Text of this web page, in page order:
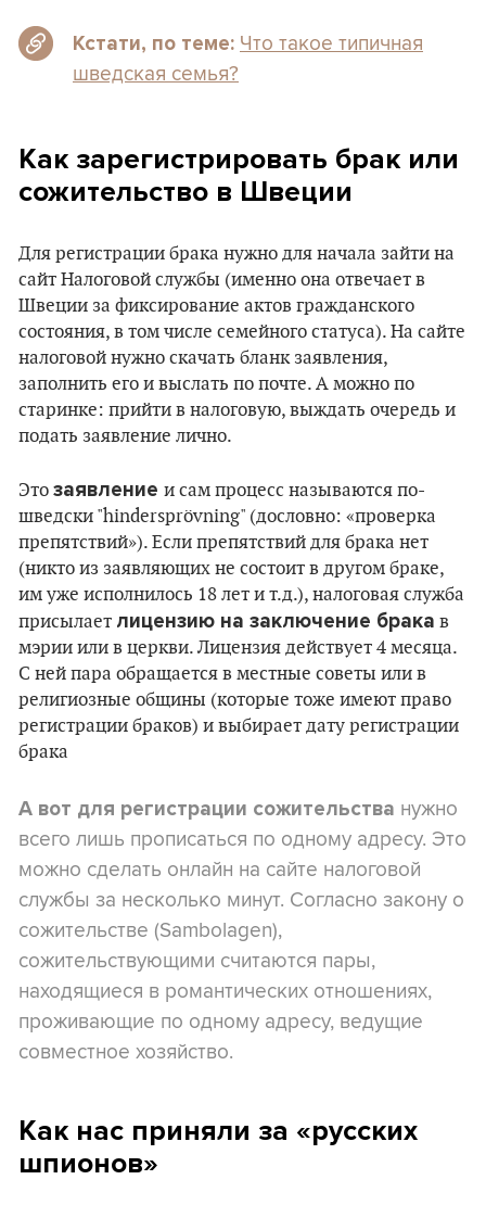
Кстати, по теме: Что такое типичная
шведская семья?
Как зарегистрировать брак или
сожительство в Швеции
Для регистрации брака нужно для начала зайти на
сайт Налоговой службы (именно она отвечает в
Швеции за фиксирование актов гражданского
состояния, в том числе семейного статуса). На сайте
налоговой нужно скачать бланк заявления,
заполнить его и выслать по почте. А можно по
старинке: прийти в налоговую, выждать очередь и
подать заявление лично.
Это заявление и сам процесс называются по-
шведски "hindersprövning" (дословно: «проверка
препятствий»). Если препятствий для брака нет
(никто из заявляющих не состоит в другом браке,
им уже исполнилось 18 лет и т.д.), налоговая служба
присылает лицензию на заключение брака в
мэрии или в церкви. Лицензия действует 4 месяца.
С ней пара обращается в местные советы или в
религиозные общины (которые тоже имеют право
регистрации браков) и выбирает дату регистрации
брака
А вот для регистрации сожительства нужно
всего лишь прописаться по одному адресу. Это
можно сделать онлайн на сайте налоговой
службы за несколько минут. Согласно закону о
сожительстве (Sambolagen),
сожительствующими считаются пары,
находящиеся в романтических отношениях,
проживающие по одному адресу, ведущие
совместное хозяйство.
Как нас приняли за «русских
шпионов»